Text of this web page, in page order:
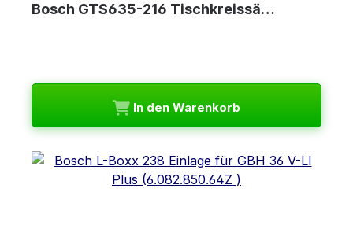
Bosch GTS635-216 Tischkreissä…
In den Warenkorb